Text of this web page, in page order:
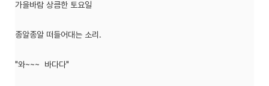
가을바람 상큼한 토요일
종알종알 떠들어대는 소리.
"와~~~ 바다다"